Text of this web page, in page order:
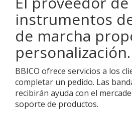
instrumentos
de marcha
personalización.
BBICO ofrece servicios a los
completar un pedido. Las
recibirán ayuda con el
soporte de productos.